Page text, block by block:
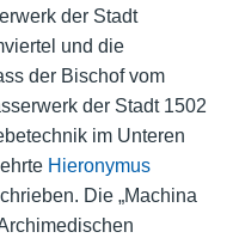
der Stadt
und die
der Bischof vom
der Stadt 1502
im Unteren
Hieronymus
Die „Machina